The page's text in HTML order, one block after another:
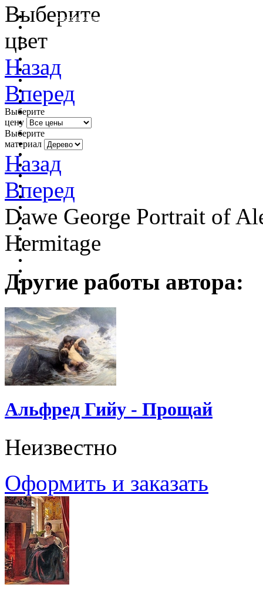
очистить фильтр цвета
Выберите
цвет
Назад
Вперед
Выберите
цену
Выберите
материал
Назад
Вперед
Dawe George Portrait of
Hermitage
Другие работы автора:
Альфред Гийу - Прощай
Неизвестно
Оформить и заказать